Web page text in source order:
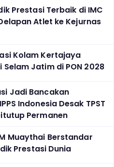
Prestasi Terbaik di IMC
Atlet ke Kejurnas
Kolam Kertajaya
Jatim di PON 2028
Jadi Bancakan
Indonesia Desak TPST
Permanen
Muaythai Berstandar
Prestasi Dunia